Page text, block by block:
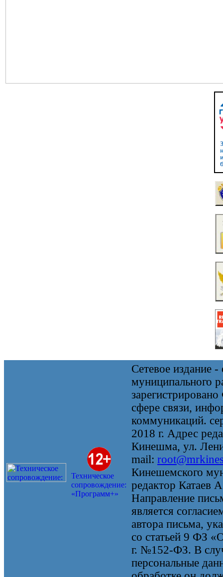
Техническое
сопровождение:
«Программ+»
Сетевое издание
муниципального
сфере связи,
коммуникаций.
2018 г. Адрес
Кинешма, ул.
mail:
Кинешемского
редактор Катаев
Направление
является
автора письма,
со статьей 9 ФЗ
г. №152-ФЗ. В
персональные